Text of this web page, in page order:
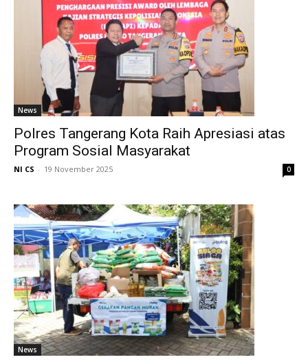
News
Polres Tangerang Kota Raih Apresiasi atas
Program Sosial Masyarakat
NI CS - 19 November 2025 0
News